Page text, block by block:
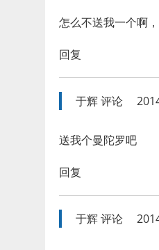
怎么不送我一个啊
回复
于辉 评论
送我个曼陀罗吧
回复
于辉 评论